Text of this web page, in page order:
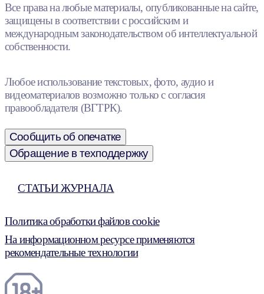
Все права на любые материалы, опубликованные на сайте,
защищены в соответствии с российским и
международным законодательством об интеллектуальной
собственности.
Любое использование текстовых, фото, аудио и
видеоматериалов возможно только с согласия
правообладателя (ВГТРК).
Сообщить об опечатке
Обращение в техподдержку
СТАТЬИ ЖУРНАЛА
Политика обработки файлов cookie
На информационном ресурсе применяются
рекомендательные технологии